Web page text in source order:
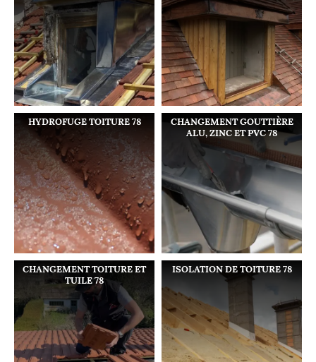
HYDROFUGE TOITURE 78
CHANGEMENT GOUTTIÈRE
ALU, ZINC ET PVC 78
CHANGEMENT TOITURE ET
TUILE 78
ISOLATION DE TOITURE 78